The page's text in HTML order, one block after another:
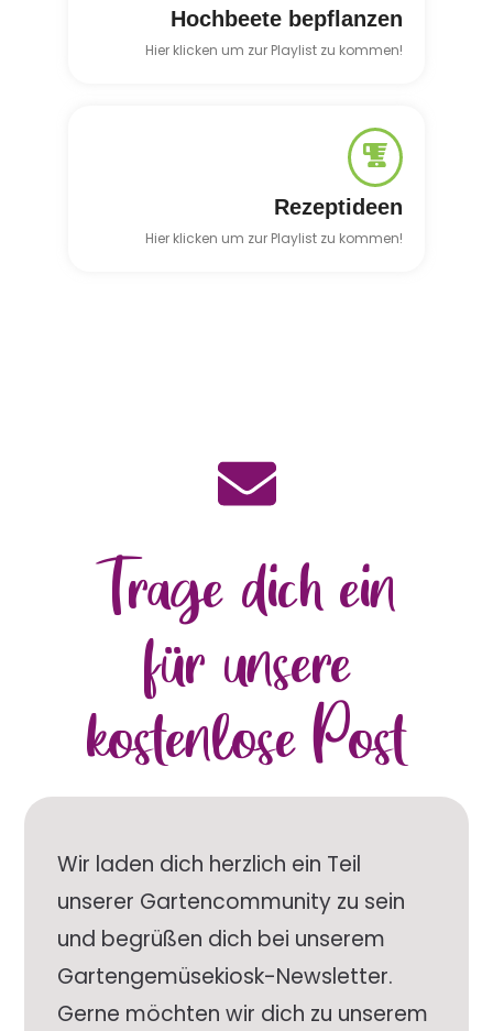
Hochbeete bepflanzen
Hier klicken um zur Playlist zu kommen!
Rezeptideen
Hier klicken um zur Playlist zu kommen!
Trage dich ein
für unsere
kostenlose Post
Wir laden dich herzlich ein Teil
unserer Gartencommunity zu sein
und begrüßen dich bei unserem
Gartengemüsekiosk-Newsletter.
Gerne möchten wir dich zu unserem